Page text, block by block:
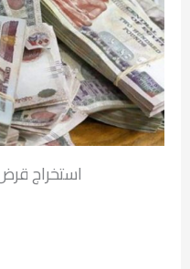
استخراج